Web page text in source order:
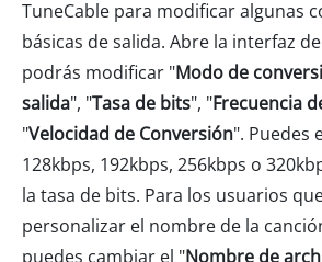
TuneCable para modificar algunas
básicas de salida. Abre la interfaz
podrás modificar "Modo de
salida", "Tasa de bits", "Frecuencia
"Velocidad de Conversión". Puedes
128kbps, 192kbps, 256kbps o
la tasa de bits. Para los usuarios
personalizar el nombre de la
puedes cambiar el "Nombre de